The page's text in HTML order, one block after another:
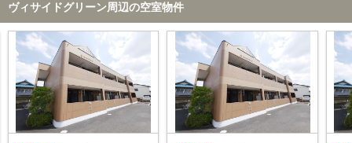
ヴィサイドグリーン周辺の空室物件